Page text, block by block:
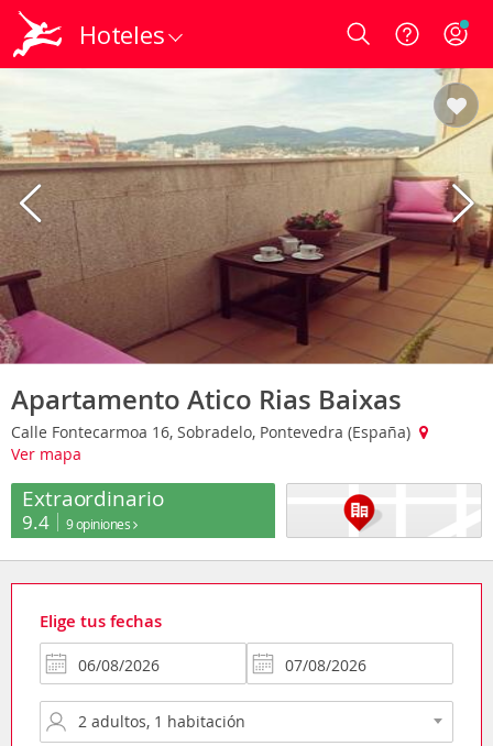
Hoteles Login
Apartamento Atico Rias Baixas
Calle Fontecarmoa 16, Sobradelo, Pontevedra (España)
Ver mapa
Extraordinario
9.4 9 opiniones
Elige tus fechas